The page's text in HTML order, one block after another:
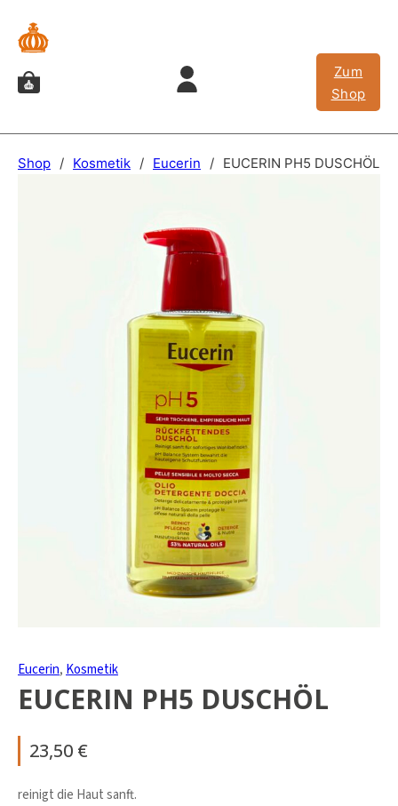
Zum
Shop
Shop / Kosmetik / Eucerin / EUCERIN PH5 DUSCHÖL
Eucerin, Kosmetik
EUCERIN PH5 DUSCHÖL
23,50 €
reinigt die Haut sanft.